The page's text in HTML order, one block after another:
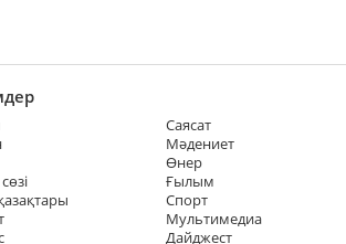
Саясат
Мәдениет
Өнер
Ғылым
Спорт
Мультимедиа
Дайджест